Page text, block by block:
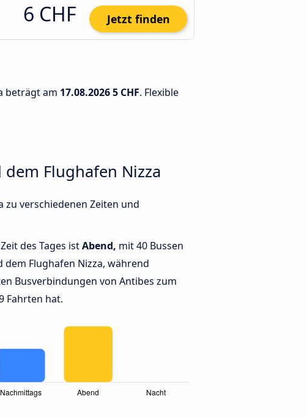
6 CHF Jetzt finden
beträgt am 17.08.20265 CHF. Flexible
Flughafen Nizza
zu verschiedenen Zeiten und
des Tages istAbend, mit 40 Bussen
dem Flughafen Nizza, während
Busverbindungen von Antibes zum
Fahrten hat.